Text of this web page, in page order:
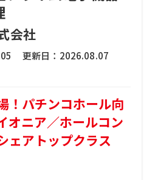
会社
更新日： 2026.08.07
！パチンコホール向
オニア／ホールコン
ェアトップクラス